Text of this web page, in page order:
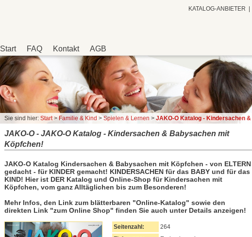
Start FAQ Kontakt AGB
KATALOG-ANBIETER
Sie sind hier: Start>Familie & Kind > Spielen & Lernen > JAKO-O Katalog - Kindersachen & Babysachen mit Köpfchen!
JAKO-O - JAKO-O Katalog - Kindersachen & Babysachen mit
Köpfchen!
JAKO-O Katalog Kindersachen & Babysachen mit Köpfchen - von ELTERN
gedacht - für KINDER gemacht! KINDERSACHEN für das BABY und für das
KIND! Hier ist DER Katalog und Online-Shop für Kindersachen mit
Köpfchen, vom ganz Alltäglichen bis zum Besonderen!
Mehr Infos, den Link zum blätterbaren "Online-Katalog" sowie den
direkten Link "zum Online Shop" finden Sie auch unter Details anzeigen!
Seitenzahl:
264